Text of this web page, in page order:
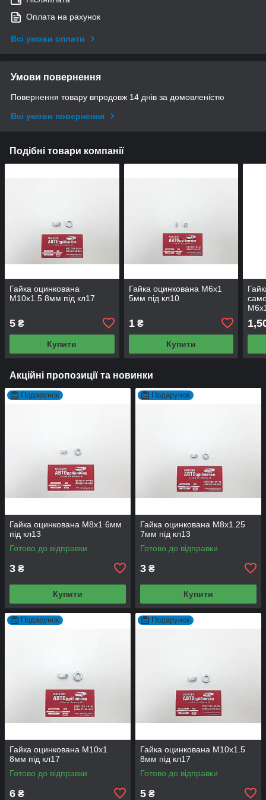
Оплата на рахунок
Всі умови оплати
Умови повернення
Повернення товару впродовж 14 днів за домовленістю
Всі умови повернення
Подібні товари компанії
Гайка оцинкована
М10х1.5 8мм під кл17
5 ₴
Купити
Гайка оцинкована М6х1
5мм під кл10
1₴
Купити
Акційні пропозиції та новинки
Подарунок
Гайка оцинкована М8х1 6мм
під кл13
Готово до відправки
3 ₴
Купити
Подарунок
Гайка оцинкована М8х1.25
7мм під кл13
Готово до відправки
3 ₴
Купити
Подарунок
Гайка оцинкована М10х1
8мм під кл17
Готово до відправки
6 ₴
Подарунок
Гайка оцинкована М10х1.5
8мм під кл17
Готово до відправки
5 ₴